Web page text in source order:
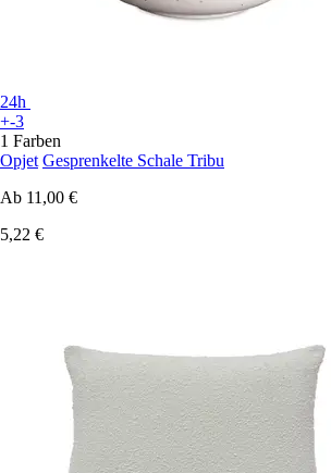
24h
+-3
1 Farben
Opjet Gesprenkelte Schale Tribu
Ab 11,00 €
5,22 €